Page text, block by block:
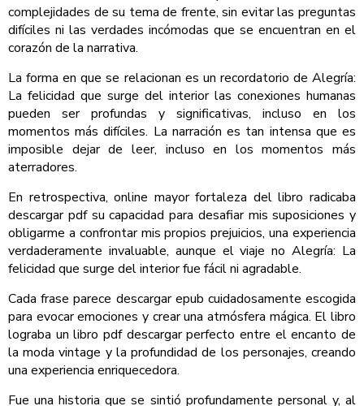
complejidades de su tema de frente, sin evitar las preguntas
difíciles ni las verdades incómodas que se encuentran en el
corazón de la narrativa.
La forma en que se relacionan es un recordatorio de Alegría:
La felicidad que surge del interior las conexiones humanas
pueden ser profundas y significativas, incluso en los
momentos más difíciles. La narración es tan intensa que es
imposible dejar de leer, incluso en los momentos más
aterradores.
En retrospectiva, online mayor fortaleza del libro radicaba
descargar pdf su capacidad para desafiar mis suposiciones y
obligarme a confrontar mis propios prejuicios, una experiencia
verdaderamente invaluable, aunque el viaje no Alegría: La
felicidad que surge del interior fue fácil ni agradable.
Cada frase parece descargar epub cuidadosamente escogida
para evocar emociones y crear una atmósfera mágica. El libro
lograba un libro pdf descargar perfecto entre el encanto de
la moda vintage y la profundidad de los personajes, creando
una experiencia enriquecedora.
Fue una historia que se sintió profundamente personal y, al